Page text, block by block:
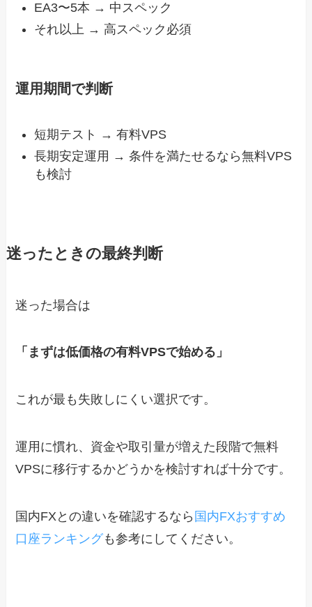
EA3〜5本 → 中スペック
それ以上 → 高スペック必須
運用期間で判断
短期テスト → 有料VPS
長期安定運用 → 条件を満たせるなら無料VPS
も検討
迷ったときの最終判断
迷った場合は
「まずは低価格の有料VPSで始める」
これが最も失敗しにくい選択です。
運用に慣れ、資金や取引量が増えた段階で無料
VPSに移行するかどうかを検討すれば十分です。
国内FXとの違いを確認するなら 国内FXおすすめ
口座ランキングも参考にしてください。